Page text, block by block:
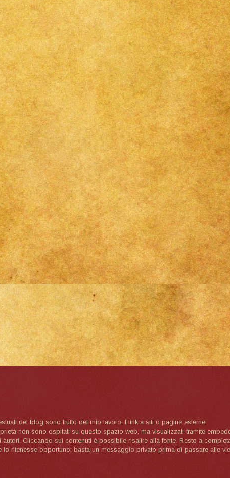
del blog sono frutto del mio lavoro. I link a siti o pagine esterne
non sono ospitati su questo spazio web, ma visualizzati tramite
Cliccando sui contenuti è possibile risalire alla fonte. Resto a
ritenesse opportuno: basta un messaggio privato prima di passare alle vie